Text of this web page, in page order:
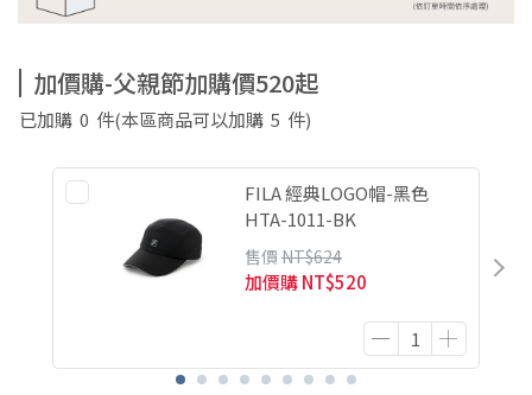
加價購-父親節加購價520起
已加購 0 件(本區商品可以加購 5 件)
FILA 經典LOGO帽-黑色
HTA-1011-BK
售價 NT$624
加價購NT$520